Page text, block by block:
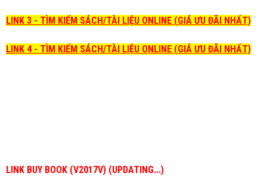
LINK 3 - TÌM KIẾM SÁCH/TÀI LIỆU ONLINE (GIÁ ƯU ĐÃI NHẤT)
LINK 4 - TÌM KIẾM SÁCH/TÀI LIỆU ONLINE (GIÁ ƯU ĐÃI NHẤT)
LINK BUY BOOK (V2017V) (UPDATING...)